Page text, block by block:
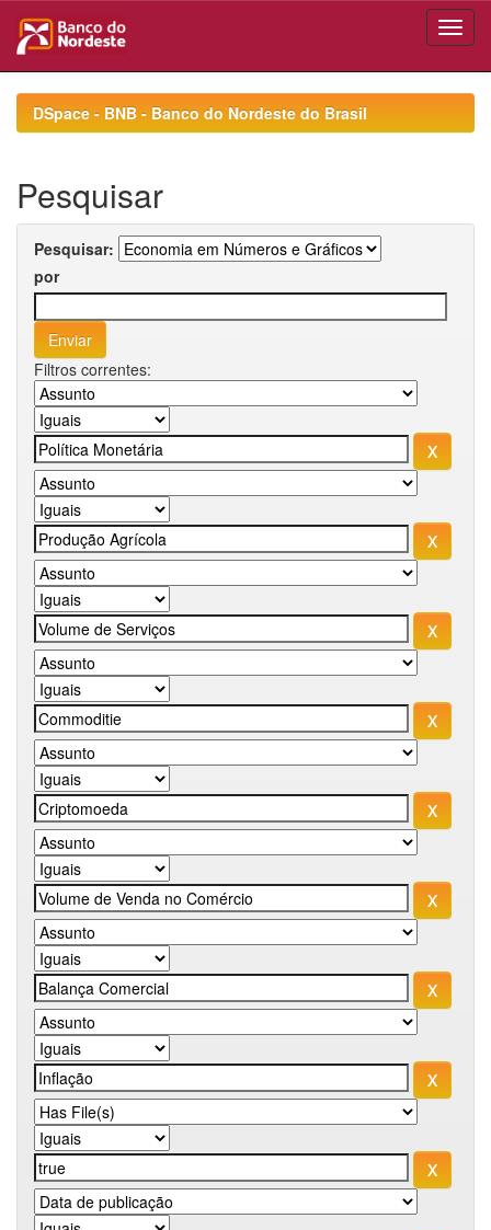
navigationDSpace - BNB - Banco do Nordeste do Brasil
Pesquisar
Pesquisar:
por
Filtros correntes: